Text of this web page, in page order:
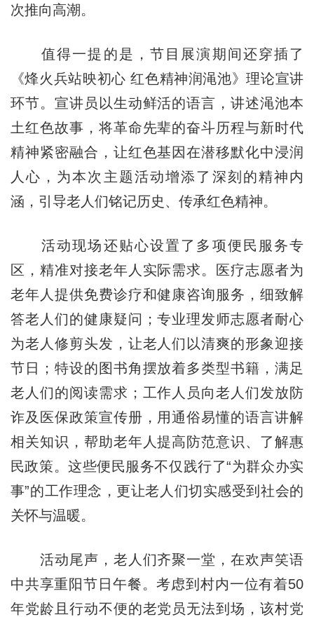
次推向高潮。
值得一提的是，节目展演期间还穿插了
《烽火兵站映初心 红色精神润渑池》理论宣讲
环节。宣讲员以生动鲜活的语言，讲述渑池本
土红色故事，将革命先辈的奋斗历程与新时代
精神紧密融合，让红色基因在潜移默化中浸润
人心，为本次主题活动增添了深刻的精神内
涵，引导老人们铭记历史、传承红色精神。
活动现场还贴心设置了多项便民服务专
区，精准对接老年人实际需求。医疗志愿者为
老年人提供免费诊疗和健康咨询服务，细致解
答老人们的健康疑问；专业理发师志愿者耐心
为老人修剪头发，让老人们以清爽的形象迎接
节日；特设的图书角摆放着多类型书籍，满足
老人们的阅读需求；工作人员向老人们发放防
诈及医保政策宣传册，用通俗易懂的语言讲解
相关知识，帮助老年人提高防范意识、了解惠
民政策。这些便民服务不仅践行了“为群众办实
事”的工作理念，更让老人们切实感受到社会的
关怀与温暖。
活动尾声，老人们齐聚一堂，在欢声笑语
中共享重阳节日午餐。考虑到村内一位有着50
年党龄且行动不便的老党员无法到场，该村党